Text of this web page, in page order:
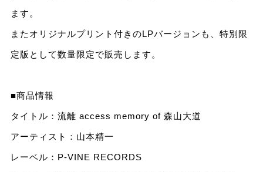
ます。
またオリジナルプリント付きのLPバージョンも、特別限
定版として数量限定で販売します。
■商品情報
タイトル：流離 access memory of 森山大道
アーティスト：山本精一
レーベル：P-VINE RECORDS